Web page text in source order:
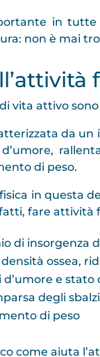
in
non è mai
vita attivo
da un
di peso.
in questa
fare attività
di insorgenza
ossea,
e stato
degli
di peso
come aiuta